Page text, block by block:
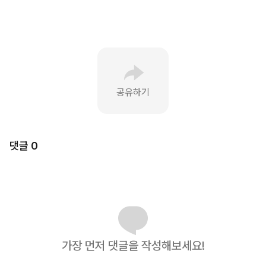
공유하기
댓글 0
가장 먼저 댓글을 작성해보세요!